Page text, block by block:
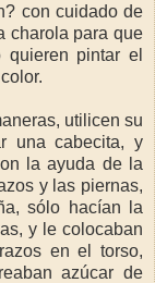
con cuidado de
charola para que
pintar el
utilicen su
una cabecita, y
la ayuda de la
y las piernas,
sólo hacían la
y le colocaban
en el torso,
azúcar de